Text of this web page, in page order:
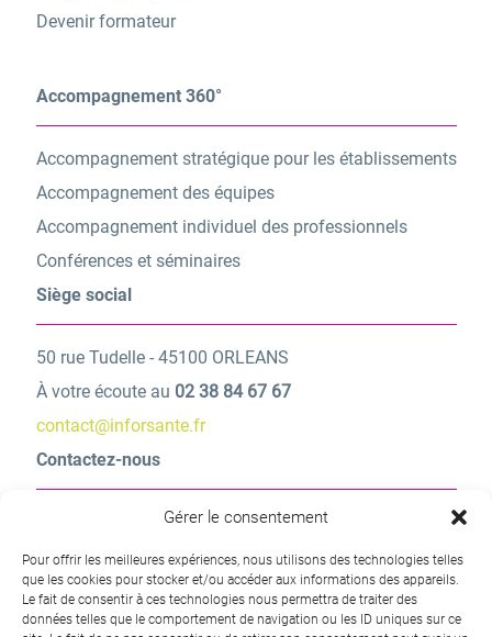
Gérer le consentement
Pour offrir les meilleures expériences, nous utilisons des technologies telles
que les cookies pour stocker et/ou accéder aux informations des appareils.
Le fait de consentir à ces technologies nous permettra de traiter des
données telles que le comportement de navigation ou les ID uniques sur ce
Devenir formateur
Accompagnement 360°
Accompagnement stratégique pour les établissements
Accompagnement des équipes
Accompagnement individuel des professionnels
Conférences et séminaires
Siège social
50 rue Tudelle - 45100 ORLEANS
À votre écoute au 02 38 84 67 67
contact@inforsante.fr
Contactez-nous
Une question ? Une demande d’information ?
Contactez-nous